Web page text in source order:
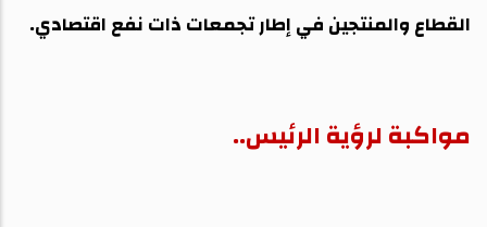
القطاع والمنتجين في إطار تجمعات ذات نفع اقتصادي.